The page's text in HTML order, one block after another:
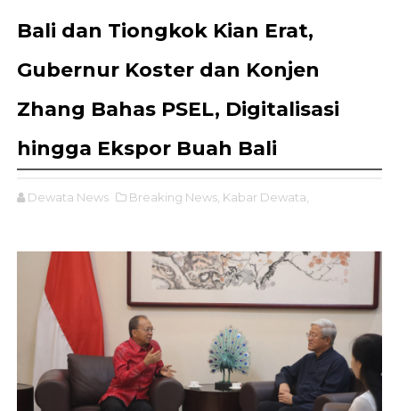
Bali dan Tiongkok Kian Erat,
Gubernur Koster dan Konjen
Zhang Bahas PSEL, Digitalisasi
hingga Ekspor Buah Bali
Dewata News Breaking News, Kabar Dewata,